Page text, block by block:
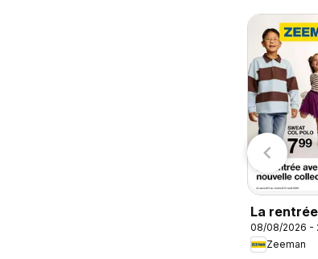
La
notre
collection
08/08/2026 -
Zeeman